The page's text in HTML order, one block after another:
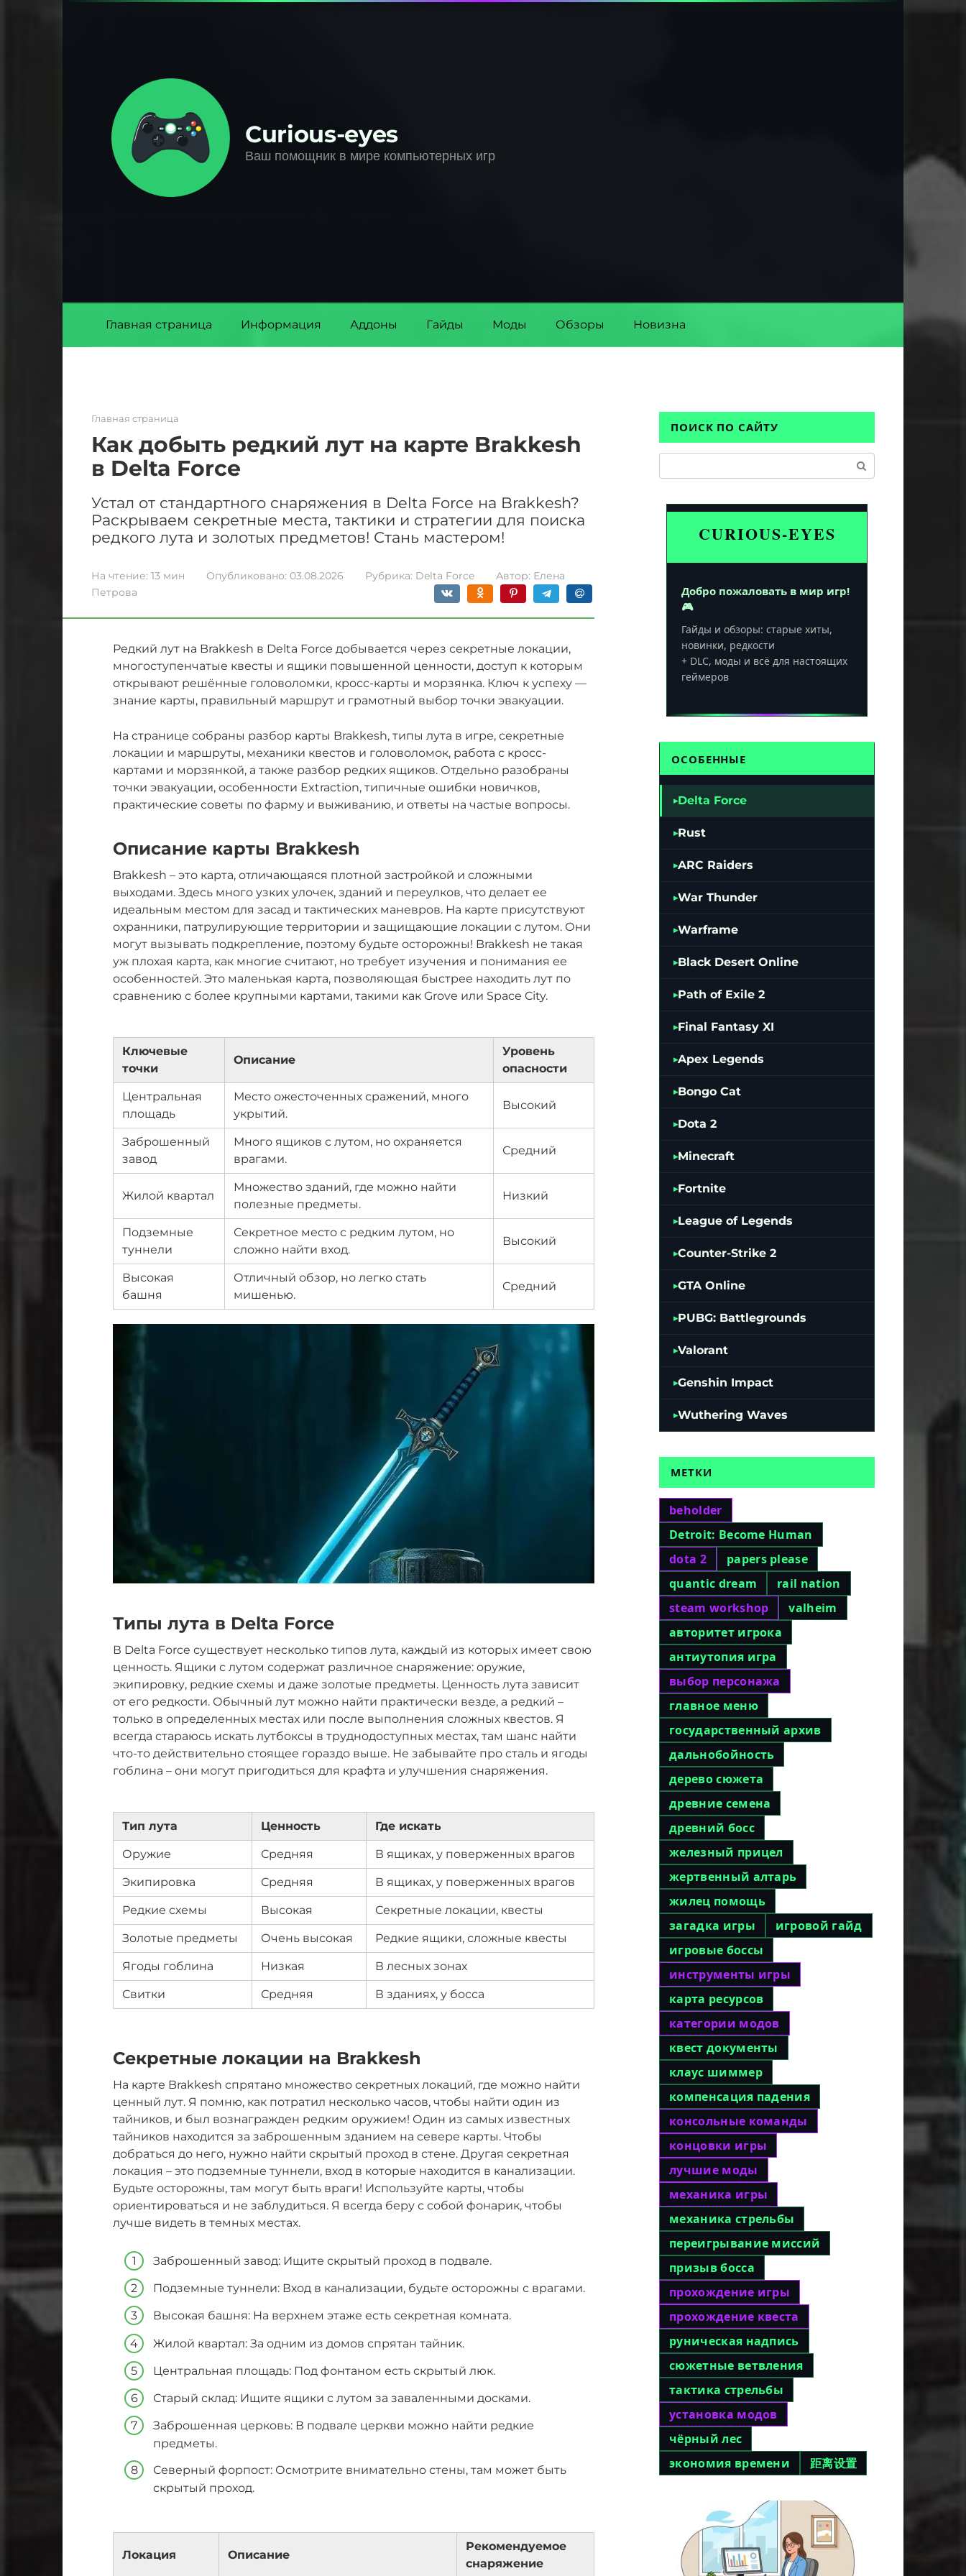
Curious-eyes
Ваш помощник в мире компьютерных игр
Главная страница Информация Аддоны Гайды Моды Обзоры Новизна
Главная страница
Как добыть редкий лут на карте Brakkesh
в Delta Force
Устал от стандартного снаряжения в Delta Force на Brakkesh?
Раскрываем секретные места, тактики и стратегии для поиска
редкого лута и золотых предметов! Стань мастером!
На чтение: 13 мин Опубликовано: 03.08.2026 Рубрика: Delta Force Автор: Елена
Петрова
Редкий лут на Brakkesh в Delta Force добывается через секретные локации,
многоступенчатые квесты и ящики повышенной ценности, доступ к которым
открывают решённые головоломки, кросс-карты и морзянка. Ключ к успеху —
знание карты, правильный маршрут и грамотный выбор точки эвакуации.
На странице собраны разбор карты Brakkesh, типы лута в игре, секретные
локации и маршруты, механики квестов и головоломок, работа с кросс-
картами и морзянкой, а также разбор редких ящиков. Отдельно разобраны
точки эвакуации, особенности Extraction, типичные ошибки новичков,
практические советы по фарму и выживанию, и ответы на частые вопросы.
Описание карты Brakkesh
Brakkesh – это карта, отличающаяся плотной застройкой и сложными
выходами. Здесь много узких улочек, зданий и переулков, что делает ее
идеальным местом для засад и тактических маневров. На карте присутствуют
охранники, патрулирующие территории и защищающие локации с лутом. Они
могут вызывать подкрепление, поэтому будьте осторожны! Brakkesh не такая
уж плохая карта, как многие считают, но требует изучения и понимания ее
особенностей. Это маленькая карта, позволяющая быстрее находить лут по
сравнению с более крупными картами, такими как Grove или Space City.
Ключевые
точки
Описание
Уровень
опасности
Центральная
площадь
Место ожесточенных сражений, много
укрытий.
Высокий
Заброшенный
завод
Много ящиков с лутом, но охраняется
врагами.
Средний
Жилой квартал
Множество зданий, где можно найти
полезные предметы.
Низкий
Подземные
туннели
Секретное место с редким лутом, но
сложно найти вход.
Высокий
Высокая
башня
Отличный обзор, но легко стать
мишенью.
Средний
Типы лута в Delta Force
В Delta Force существует несколько типов лута, каждый из которых имеет свою
ценность. Ящики с лутом содержат различное снаряжение: оружие,
экипировку, редкие схемы и даже золотые предметы. Ценность лута зависит
от его редкости. Обычный лут можно найти практически везде, а редкий –
только в определенных местах или после выполнения сложных квестов. Я
всегда стараюсь искать лутбоксы в труднодоступных местах, там шанс найти
что-то действительно стоящее гораздо выше. Не забывайте про сталь и ягоды
гоблина – они могут пригодиться для крафта и улучшения снаряжения.
Тип лута Ценность Где искать
Оружие Средняя В ящиках, у поверженных врагов
Экипировка Средняя В ящиках, у поверженных врагов
Редкие схемы Высокая Секретные локации, квесты
Золотые предметы Очень высокая Редкие ящики, сложные квесты
Ягоды гоблина Низкая В лесных зонах
Свитки Средняя В зданиях, у босса
Секретные локации на Brakkesh
На карте Brakkesh спрятано множество секретных локаций, где можно найти
ценный лут. Я помню, как потратил несколько часов, чтобы найти один из
тайников, и был вознагражден редким оружием! Один из самых известных
тайников находится за заброшенным зданием на севере карты. Чтобы
добраться до него, нужно найти скрытый проход в стене. Другая секретная
локация – это подземные туннели, вход в которые находится в канализации.
Будьте осторожны, там могут быть враги! Используйте карты, чтобы
ориентироваться и не заблудиться. Я всегда беру с собой фонарик, чтобы
лучше видеть в темных местах.
Заброшенный завод: Ищите скрытый проход в подвале.
Подземные туннели: Вход в канализации, будьте осторожны с врагами.
Высокая башня: На верхнем этаже есть секретная комната.
Жилой квартал: За одним из домов спрятан тайник.
Центральная площадь: Под фонтаном есть скрытый люк.
Старый склад: Ищите ящики с лутом за заваленными досками.
Заброшенная церковь: В подвале церкви можно найти редкие
предметы.
Северный форпост: Осмотрите внимательно стены, там может быть
скрытый проход.
Локация Описание
Рекомендуемое
снаряжение
ПОИСК ПО САЙТУ
CURIOUS-EYES
Добро пожаловать в мир игр!
🎮
Гайды и обзоры: старые хиты,
новинки, редкости
+ DLC, моды и всё для настоящих
геймеров
ОСОБЕННЫЕ
Delta Force
Rust
ARC Raiders
War Thunder
Warframe
Black Desert Online
Path of Exile 2
Final Fantasy XI
Apex Legends
Bongo Cat
Dota 2
Minecraft
Fortnite
League of Legends
Counter-Strike 2
GTA Online
PUBG: Battlegrounds
Valorant
Genshin Impact
Wuthering Waves
МЕТКИ
beholder
Detroit: Become Human
dota 2
papers please
quantic dream
rail nation
steam workshop
valheim
авторитет игрока
антиутопия игра
выбор персонажа
главное меню
государственный архив
дальнобойность
дерево сюжета
древние семена
древний босс
железный прицел
жертвенный алтарь
жилец помощь
загадка игры
игровой гайд
игровые боссы
инструменты игры
карта ресурсов
категории модов
квест документы
клаус шиммер
компенсация падения
консольные команды
концовки игры
лучшие моды
механика игры
механика стрельбы
переигрывание миссий
призыв босса
прохождение игры
прохождение квеста
руническая надпись
сюжетные ветвления
тактика стрельбы
установка модов
чёрный лес
экономия времени
距离设置